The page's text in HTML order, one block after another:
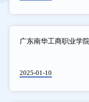
广东南华工商职业学
2025-01-10